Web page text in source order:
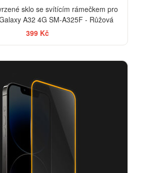
sklo se svítícím rámečkem pro
A32 4G SM-A325F - Růžová
399 Kč